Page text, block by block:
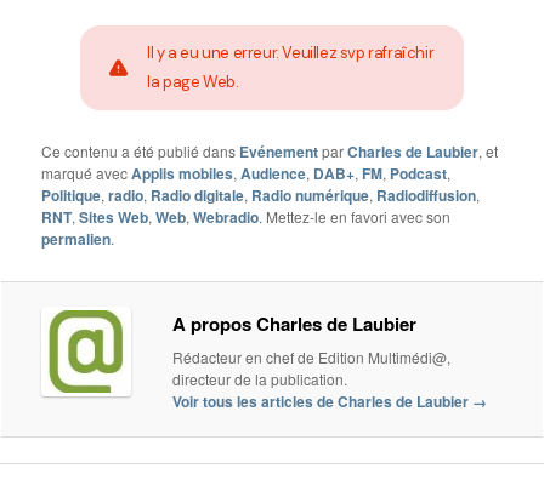
Il y a eu une erreur. Veuillez svp rafraîchir
la page Web.
Ce contenu a été publié dans EvénementparCharles de Laubier, et
marqué avecApplis mobiles,Audience, DAB+, FM, Podcast,
Politique,radio, Radio digitale, Radio numérique, Radiodiffusion,
RNT,Sites Web,Web,Webradio. Mettez-le en favori avec son
permalien.
A propos Charles de Laubier
Rédacteur en chef de Edition Multimédi@,
directeur de la publication.
Voir tous les articles de Charles de Laubier →